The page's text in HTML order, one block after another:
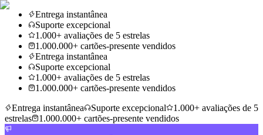
Entrega instantânea
Suporte excepcional
1.000+ avaliações de 5 estrelas
1.000.000+ cartões-presente vendidos
Entrega instantânea
Suporte excepcional
1.000+ avaliações de 5 estrelas
1.000.000+ cartões-presente vendidos
Entrega instantânea
Suporte excepcional
1.000+ avaliações de 5
estrelas
1.000.000+ cartões-presente vendidos